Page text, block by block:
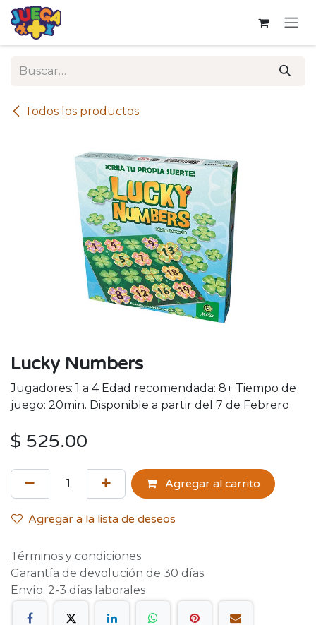
Ir al contenido
Todos los productos
Lucky Numbers
Jugadores: 1 a 4 Edad recomendada: 8+ Tiempo de
juego: 20min. Disponible a partir del 7 de Febrero
$ 525.00
Agregar al carrito
Agregar a la lista de deseos
Términos y condiciones
Garantía de devolución de 30 días
Envío: 2-3 días laborales